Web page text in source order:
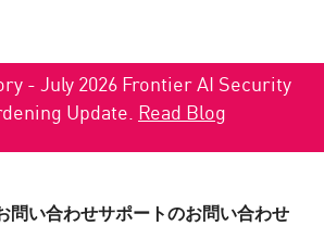
- July 2026 Frontier AI Security
Update. Read Blog
問い合わせサポートのお問い合わせ